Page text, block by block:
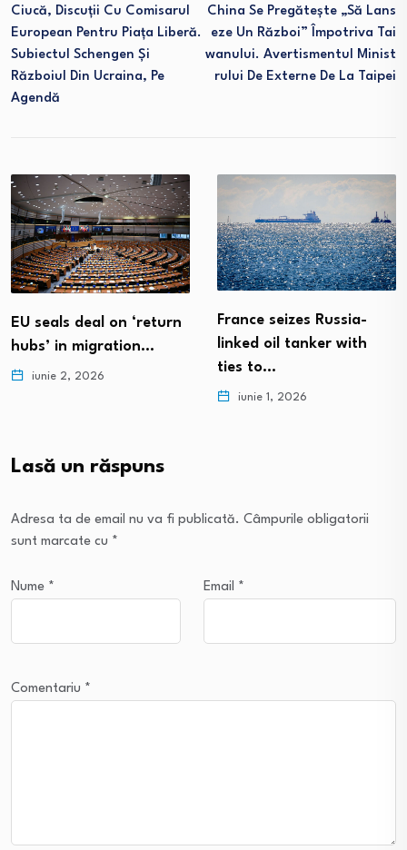
Ciucă, Discuții Cu Comisarul
European Pentru Piața Liberă.
Subiectul Schengen Și
Războiul Din Ucraina, Pe
Agendă
China Se Pregătește „să Lans
Eze Un Război” Împotriva Tai
Wanului. Avertismentul Minist
Rului De Externe De La Taipei
on ‘return
France seizes Russia-
linked oil tanker with
US, Iran
as
Lasă un răspuns
Adresa ta de email nu va fi publicată. Câmpurile obligatorii
sunt marcate cu *
Nume * Email *
Comentariu *